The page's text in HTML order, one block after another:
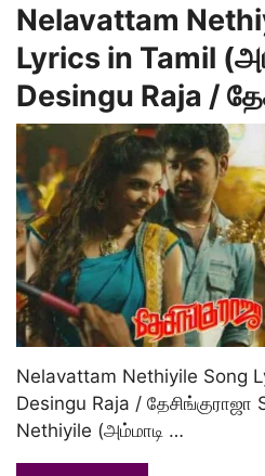
Nelavattam
Lyrics in Tamil
Desingu Raja /
Nelavattam Nethiyile Song
Desingu Raja /
Nethiyile (அம்மாடி …